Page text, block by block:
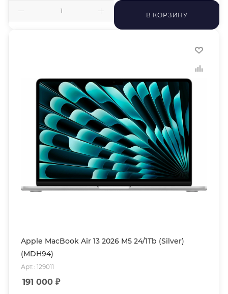
В КОРЗИНУ
Apple MacBook Air 13 2026 M5 24/1Tb (Silver)
(MDH94)
Арт.: 129011
191 000 ₽